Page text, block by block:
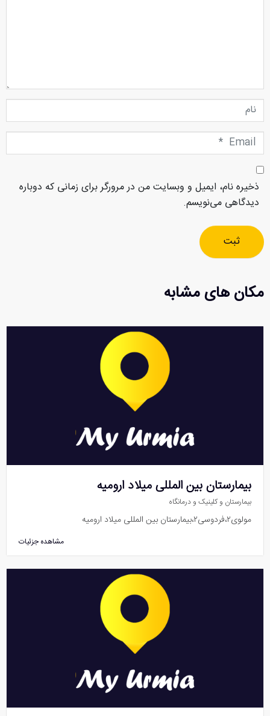
نام
Email
*
ذخیره نام، ایمیل و وبسایت من در مرورگر برای زمانی که دوباره
دیدگاهی می‌نویسم.
ثبت
مکان های مشابه
بیمارستان بین المللی میلاد ارومیه
بیمارستان و کلینیک و درمانگاه
مولوی۲،فردوسی۲،بیمارستان بین المللی میلاد ارومیه
مشاهده جزئیات